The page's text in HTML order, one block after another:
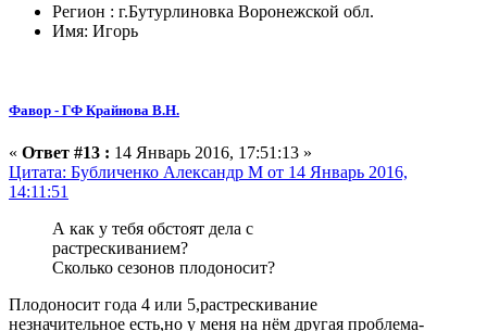
Регион : г.Бутурлиновка Воронежской обл.
Имя: Игорь
Фавор - ГФ Крайнова В.Н.
« Ответ #13 : 14 Январь 2016, 17:51:13 »
Цитата: Бубличенко Александр М от 14 Январь 2016,
14:11:51
А как у тебя обстоят дела с
растрескиванием?
Сколько сезонов плодоносит?
Плодоносит года 4 или 5,растрескивание
незначительное есть,но у меня на нём другая проблема-